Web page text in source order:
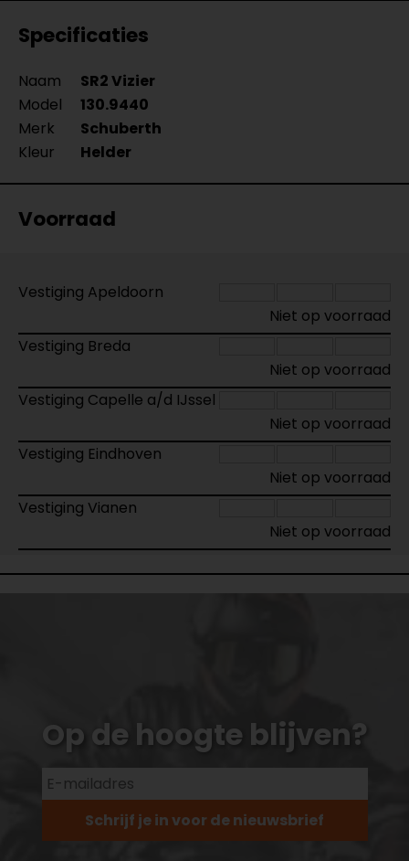
Specificaties
Naam
SR2 Vizier
Model
130.9440
Merk
Schuberth
Kleur
Helder
Voorraad
Vestiging Apeldoorn
Niet op voorraad
Vestiging Breda
Niet op voorraad
Vestiging Capelle a/d IJssel
Niet op voorraad
Vestiging Eindhoven
Niet op voorraad
Vestiging Vianen
Niet op voorraad
Op de hoogte blijven?
Schrijf je in voor de nieuwsbrief